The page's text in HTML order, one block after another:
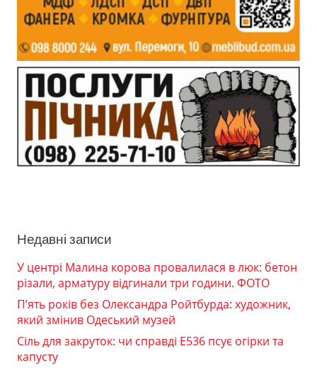
Недавні записи
У центрі Малина корова провалилася в люк: бетон
різали, арматуру відгинали три години. ФОТО
П’ять років без Олександра Ройтбурда: художник,
який змінив Одеський музей
Сіль для закруток: чи справді Е536 псує огірки та
капусту